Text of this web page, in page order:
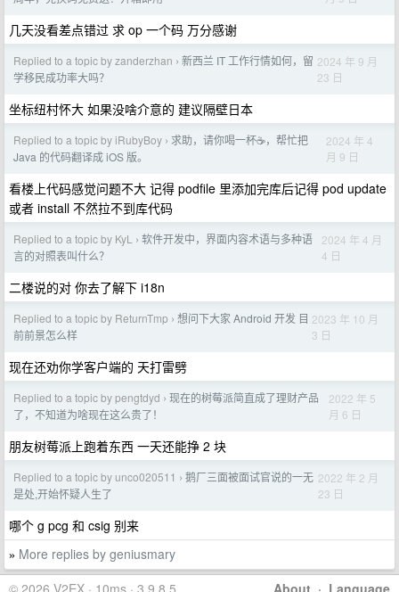
几天没看差点错过 求 op 一个码 万分感谢
Replied to a topic by zanderzhan › 新西兰 IT 工作行情如何，留
学移民成功率大吗？
2024 年 9 月
23 日
坐标纽村怀大 如果没啥介意的 建议隔壁日本
Replied to a topic by iRubyBoy › 求助，请你喝一杯☕️，帮忙把
Java 的代码翻译成 iOS 版。
2024 年 4
月 9 日
看楼上代码感觉问题不大 记得 podfile 里添加完库后记得 pod update
或者 install 不然拉不到库代码
Replied to a topic by KyL › 软件开发中，界面内容术语与多种语
言的对照表叫什么？
2024 年 4 月
4 日
二楼说的对 你去了解下 i18n
Replied to a topic by ReturnTmp › 想问下大家 Android 开发 目
前前景怎么样
2023 年 10 月
3 日
现在还劝你学客户端的 天打雷劈
Replied to a topic by pengtdyd › 现在的树莓派简直成了理财产品
了，不知道为啥现在这么贵了！
2022 年 5
月 6 日
朋友树莓派上跑着东西 一天还能挣 2 块
Replied to a topic by unco020511 › 鹅厂三面被面试官说的一无
是处,开始怀疑人生了
2022 年 2 月
23 日
哪个 g pcg 和 csig 别来
» More replies by geniusmary
About · Language
© 2026 V2EX · 10ms · 3.9.8.5